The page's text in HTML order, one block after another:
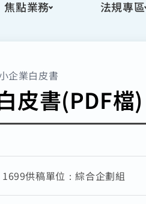
焦點業務 法規專區
企業白皮書
皮書(PDF檔)
1699供稿單位：綜合企劃組